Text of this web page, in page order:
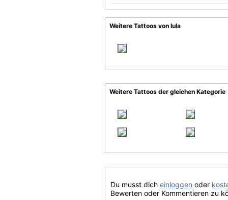
Weitere Tattoos von lula
Weitere Tattoos der gleichen Kategorie
Du musst dich einloggen oder
Bewerten oder Kommentieren zu